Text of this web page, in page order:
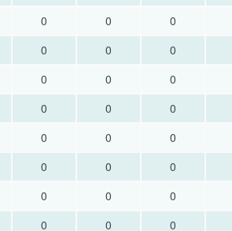
0 0 0
0 0 0
0 0 0
0 0 0
0 0 0
0 0 0
0 0 0
0 0 0